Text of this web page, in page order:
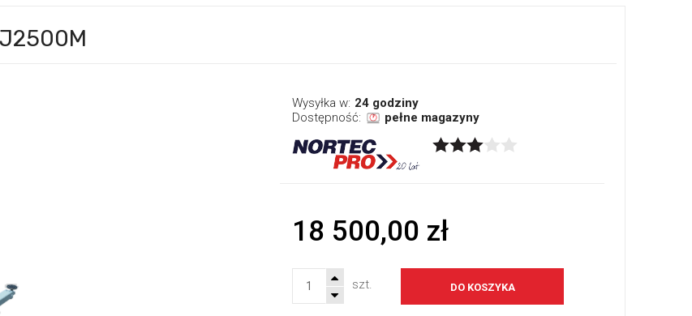
Wysyłka w: 24 godziny
Dostępność:
pełne magazyny
18 500,00 zł
szt. DO KOSZYKA